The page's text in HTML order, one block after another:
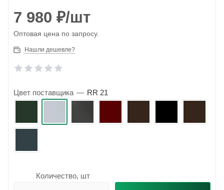
7 980 ₽/шт
Оптовая цена по запросу.
Нашли дешевле?
Цвет поставщика — RR 21
Количество, шт